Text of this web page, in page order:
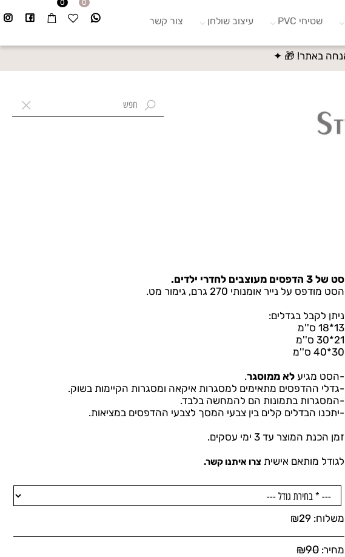
0 0
שטיחי PVC עיצוב שולחן צור קשר
סט של 3 הדפסים מעוצבים לחדרי ילדים.
הסט מודפס על נייר אומנותי 270 גרם, גימור מט.
ניתן לקבל בגדלים:
13*18 ס''מ
21*30 ס''מ
30*40 ס''מ
-הסט מגיע לא ממוסגר.
-גדלי ההדפסים מתאימים למסגרות איקאה ומסגרות הקיימות בשוק.
-המסגרות בתמונות הם להמחשה בלבד.
-יתכנו הבדלים קלים בין צבעי המסך לצבעי ההדפסים במציאות.
זמן הכנת המוצר עד 3 ימי עסקים.
לגודל מותאם אישית צרו איתנו קשר.
משלוח: ₪29
מחיר: ₪90